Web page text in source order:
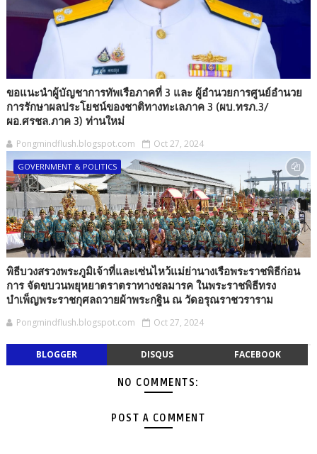
ขอแนะนำผู้บัญชาการทัพเรือภาคที่ 3 และ ผู้อำนวยการศูนย์อำนวย
การรักษาผลประโยชน์ของชาติทางทะเลภาค 3 (ผบ.ทรภ.3/
ผอ.ศรชล.ภาค 3) ท่านใหม่
Pongmindflush.blogspot.com Oct 27, 2024
GOVERNMENT & POLITICS
พิธีบวงสรวงพระภูมิเจ้าที่และเซ่นไหว้แม่ย่านางเรือพระราชพิธีก่อน
การ จัดขบวนพยุหยาตราตราทางชลมารค ในพระราชพิธีทรง
บำเพ็ญพระราชกุศลถวายผ้าพระกฐิน ณ วัดอรุณราชวราราม
Pongmindflush.blogspot.com Oct 27, 2024
BLOGGER DISQUS FACEBOOK
NO COMMENTS:
POST A COMMENT